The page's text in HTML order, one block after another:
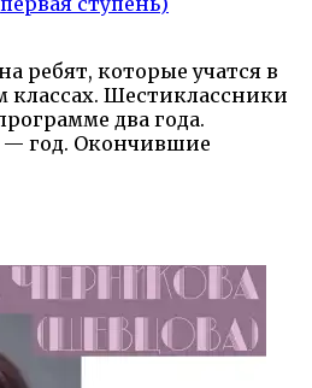
ребят, которые учатся в
классах. Шестиклассники
два года.
год. Окончившие